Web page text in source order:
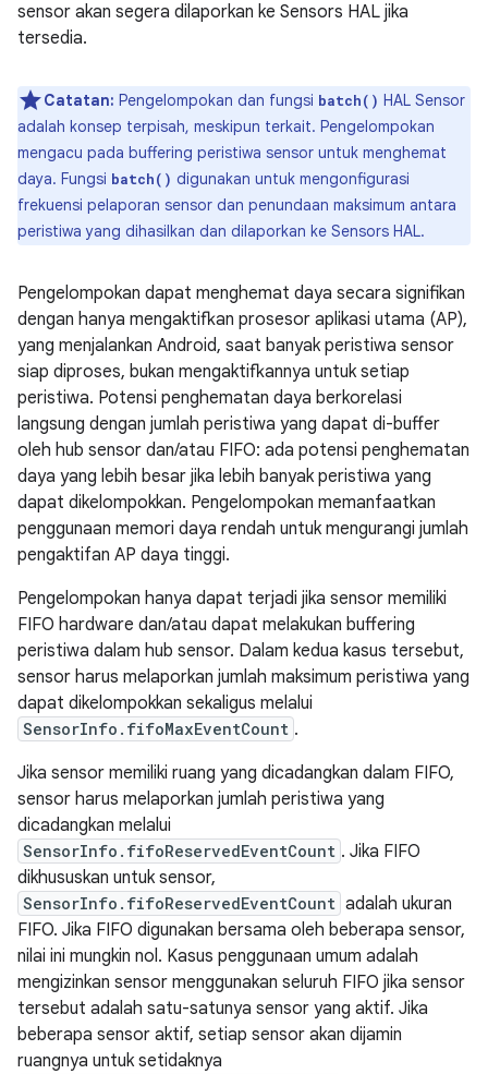
sensor akan segera dilaporkan ke Sensors HAL jika
tersedia.
Catatan: Pengelompokan dan fungsi batch() HAL Sensor
adalah konsep terpisah, meskipun terkait. Pengelompokan
mengacu pada buffering peristiwa sensor untuk menghemat
daya. Fungsi batch() digunakan untuk mengonfigurasi
frekuensi pelaporan sensor dan penundaan maksimum antara
peristiwa yang dihasilkan dan dilaporkan ke Sensors HAL.
Pengelompokan dapat menghemat daya secara signifikan
dengan hanya mengaktifkan prosesor aplikasi utama (AP),
yang menjalankan Android, saat banyak peristiwa sensor
siap diproses, bukan mengaktifkannya untuk setiap
peristiwa. Potensi penghematan daya berkorelasi
langsung dengan jumlah peristiwa yang dapat di-buffer
oleh hub sensor dan/atau FIFO: ada potensi penghematan
daya yang lebih besar jika lebih banyak peristiwa yang
dapat dikelompokkan. Pengelompokan memanfaatkan
penggunaan memori daya rendah untuk mengurangi jumlah
pengaktifan AP daya tinggi.
Pengelompokan hanya dapat terjadi jika sensor memiliki
FIFO hardware dan/atau dapat melakukan buffering
peristiwa dalam hub sensor. Dalam kedua kasus tersebut,
sensor harus melaporkan jumlah maksimum peristiwa yang
dapat dikelompokkan sekaligus melalui
SensorInfo.fifoMaxEventCount .
Jika sensor memiliki ruang yang dicadangkan dalam FIFO,
sensor harus melaporkan jumlah peristiwa yang
dicadangkan melalui
SensorInfo.fifoReservedEventCount . Jika FIFO
dikhususkan untuk sensor,
SensorInfo.fifoReservedEventCount adalah ukuran
FIFO. Jika FIFO digunakan bersama oleh beberapa sensor,
nilai ini mungkin nol. Kasus penggunaan umum adalah
mengizinkan sensor menggunakan seluruh FIFO jika sensor
tersebut adalah satu-satunya sensor yang aktif. Jika
beberapa sensor aktif, setiap sensor akan dijamin
ruangnya untuk setidaknya